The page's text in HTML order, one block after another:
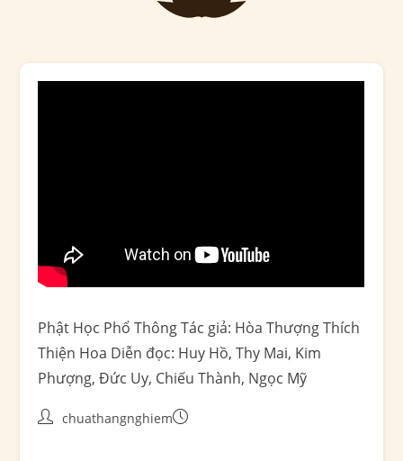
Phật Học Phổ Thông Tác giả: Hòa Thượng Thích
Thiện Hoa Diễn đọc: Huy Hồ, Thy Mai, Kim
Phượng, Đức Uy, Chiếu Thành, Ngọc Mỹ
chuathangnghiem